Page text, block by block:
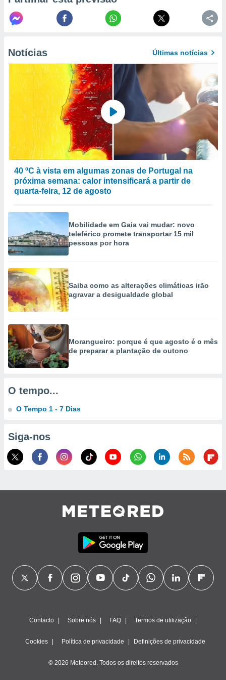
qualquer
de
ou aceder
num
para
criar
medir
da
dos
os
de
ou
fontes,
e melhorar
dados
1199
Notícias Últimas notícias
40 ºC à vista em algumas zonas de Portugal na
próxima semana: calor intensificará a partir de
quarta-feira, 12 de agosto
Mobilidade em Gaia vai mudar: novo
teleférico promete transportar 15 mil
pessoas por hora
Saiba como as alterações climáticas irão
agravar a desigualdade global
Morangueiro: porque é que agosto é o mês
de preparar a plantação de outono
O tempo...
O Tempo 1 - 7 Dias
Siga-nos
Contacto Sobre nós FAQ Termos de utilização
Cookies Política de privacidade Definições de privacidade
© 2026 Meteored. Todos os direitos reservados